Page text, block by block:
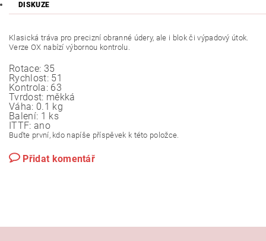
DISKUZE
Klasická tráva pro precizní obranné údery, ale i blok či výpadový útok.
Verze OX nabízí výbornou kontrolu.
Rotace: 35
Rychlost: 51
Kontrola: 63
Tvrdost: měkká
Váha: 0.1 kg
Balení: 1 ks
ITTF: ano
Buďte první, kdo napíše příspěvek k této položce.
Přidat komentář